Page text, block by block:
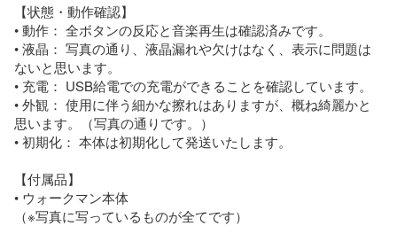
【状態・動作確認】
• 動作： 全ボタンの反応と音楽再生は確認済みです。
• 液晶： 写真の通り、液晶漏れや欠けはなく、表示に問題は
ないと思います。
• 充電： USB給電での充電ができることを確認しています。
• 外観： 使用に伴う細かな擦れはありますが、概ね綺麗かと
思います。（写真の通りです。）
• 初期化： 本体は初期化して発送いたします。
【付属品】
• ウォークマン本体
（※写真に写っているものが全てです）